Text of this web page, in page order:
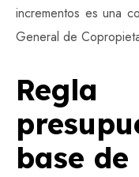
incrementos es una
General de
base